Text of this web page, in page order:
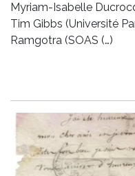
Myriam-Isabelle
Tim Gibbs (Université
Ramgotra (SOAS (…)